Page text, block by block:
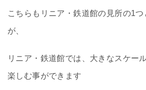
こちらもリニア・鉄道館の見所の1
が、
リニア・鉄道館では、大きなスケー
楽しむ事ができます